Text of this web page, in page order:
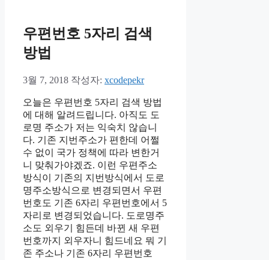
우편번호 5자리 검색
방법
3월 7, 2018 작성자: xcodepekr
오늘은 우편번호 5자리 검색 방법
에 대해 알려드립니다. 아직도 도
로명 주소가 저는 익숙치 않습니
다. 기존 지번주소가 편한데 어쩔
수 없이 국가 정책에 따라 변한거
니 맞춰가야겠죠. 이런 우편주소
방식이 기존의 지번방식에서 도로
명주소방식으로 변경되면서 우편
번호도 기존 6자리 우편번호에서 5
자리로 변경되었습니다. 도로명주
소도 외우기 힘든데 바뀐 새 우편
번호까지 외우자니 힘드네요 뭐 기
존 주소나 기존 6자리 우편번호